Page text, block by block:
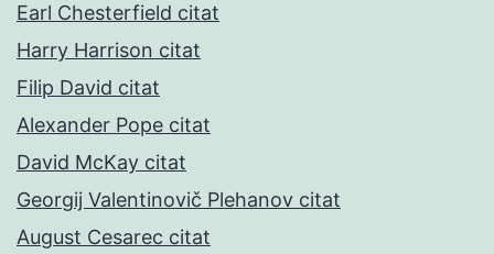
Earl Chesterfield citat
Harry Harrison citat
Filip David citat
Alexander Pope citat
David McKay citat
Georgij Valentinovič Plehanov citat
August Cesarec citat